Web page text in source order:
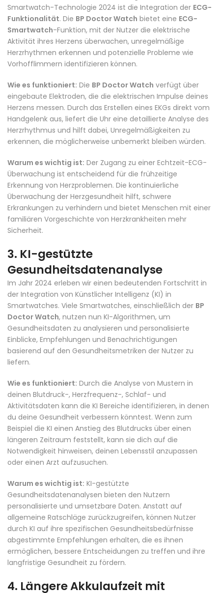
Smartwatch-Technologie 2024 ist die Integration der ECG-
Funktionalität. Die BP Doctor Watch bietet eine ECG-
Smartwatch-Funktion, mit der Nutzer die elektrische
Aktivität ihres Herzens überwachen, unregelmäßige
Herzrhythmen erkennen und potenzielle Probleme wie
Vorhofflimmern identifizieren können.
Wie es funktioniert: Die BP Doctor Watch verfügt über
eingebaute Elektroden, die die elektrischen Impulse deines
Herzens messen. Durch das Erstellen eines EKGs direkt vom
Handgelenk aus, liefert die Uhr eine detaillierte Analyse des
Herzrhythmus und hilft dabei, Unregelmäßigkeiten zu
erkennen, die möglicherweise unbemerkt bleiben würden.
Warum es wichtig ist: Der Zugang zu einer Echtzeit-ECG-
Überwachung ist entscheidend für die frühzeitige
Erkennung von Herzproblemen. Die kontinuierliche
Überwachung der Herzgesundheit hilft, schwere
Erkrankungen zu verhindern und bietet Menschen mit einer
familiären Vorgeschichte von Herzkrankheiten mehr
Sicherheit.
3. KI-gestützte
Gesundheitsdatenanalyse
Im Jahr 2024 erleben wir einen bedeutenden Fortschritt in
der Integration von Künstlicher Intelligenz (KI) in
Smartwatches. Viele Smartwatches, einschließlich der BP
Doctor Watch, nutzen nun KI-Algorithmen, um
Gesundheitsdaten zu analysieren und personalisierte
Einblicke, Empfehlungen und Benachrichtigungen
basierend auf den Gesundheitsmetriken der Nutzer zu
liefern.
Wie es funktioniert: Durch die Analyse von Mustern in
deinen Blutdruck-, Herzfrequenz-, Schlaf- und
Aktivitätsdaten kann die KI Bereiche identifizieren, in denen
du deine Gesundheit verbessern könntest. Wenn zum
Beispiel die KI einen Anstieg des Blutdrucks über einen
längeren Zeitraum feststellt, kann sie dich auf die
Notwendigkeit hinweisen, deinen Lebensstil anzupassen
oder einen Arzt aufzusuchen.
Warum es wichtig ist: KI-gestützte
Gesundheitsdatenanalysen bieten den Nutzern
personalisierte und umsetzbare Daten. Anstatt auf
allgemeine Ratschläge zurückzugreifen, können Nutzer
durch KI auf ihre spezifischen Gesundheitsbedürfnisse
abgestimmte Empfehlungen erhalten, die es ihnen
ermöglichen, bessere Entscheidungen zu treffen und ihre
langfristige Gesundheit zu fördern.
4. Längere Akkulaufzeit mit